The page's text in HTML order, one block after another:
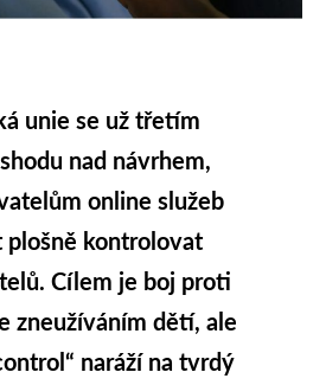
unie se už třetím
nad návrhem,
online služeb
plošně kontrolovat
Cílem je boj proti
zneužíváním dětí, ale
naráží na tvrdý